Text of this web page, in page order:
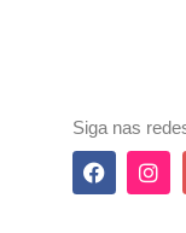
Siga nas